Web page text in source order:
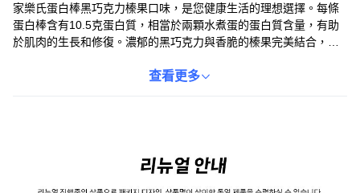
家樂氏蛋白棒黑巧克力榛果口味，是您健康生活的理想選擇。每條
蛋白棒含有10.5克蛋白質，相當於兩顆水煮蛋的蛋白質含量，有助
於肌肉的生長和修復。濃郁的黑巧克力與香脆的榛果完美結合，帶
量減少了25%，讓您在享受美味的同時，也能減少負擔。獨立包
查看更多